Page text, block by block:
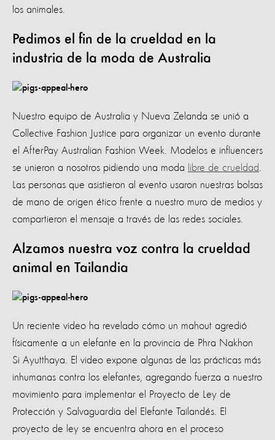
los animales.
Pedimos el fin de la crueldad en la
industria de la moda de Australia
Nuestro equipo de Australia y Nueva Zelanda se unió a
Collective Fashion Justice para organizar un evento durante
el AfterPay Australian Fashion Week. Modelos e influencers
se unieron a nosotros pidiendo una moda libre de crueldad
Las personas que asistieron al evento usaron nuestras bolsas
de mano de origen ético frente a nuestro muro de medios y
compartieron el mensaje a través de las redes sociales.
Alzamos nuestra voz contra la crueldad
animal en Tailandia
Un reciente video ha revelado cómo un mahout agredió
físicamente a un elefante en la provincia de Phra Nakhon
Si Ayutthaya. El video expone algunas de las prácticas más
inhumanas contra los elefantes, agregando fuerza a nuestro
movimiento para implementar el Proyecto de Ley de
Protección y Salvaguardia del Elefante Tailandés. El
proyecto de ley se encuentra ahora en el proceso